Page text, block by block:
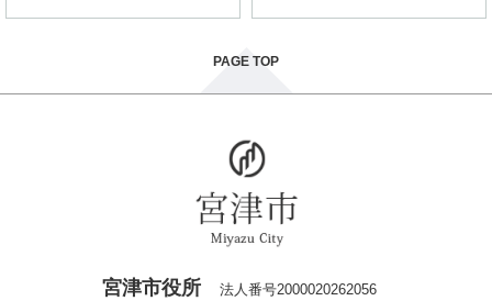
PAGE TOP
宮津市役所
法人番号2000020262056